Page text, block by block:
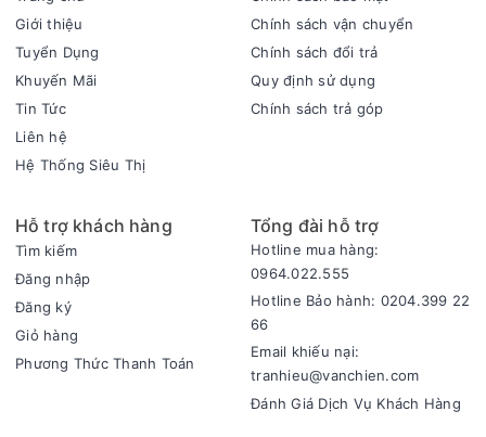
Giới thiệu
Tuyển Dụng
Khuyến Mãi
Tin Tức
Liên hệ
Hệ Thống Siêu Thị
Chính sách vận chuyển
Chính sách đổi trả
Quy định sử dụng
Chính sách trả góp
Hỗ trợ khách hàng
Tìm kiếm
Đăng nhập
Đăng ký
Giỏ hàng
Phương Thức Thanh Toán
Tổng đài hỗ trợ
Hotline mua hàng:
0964.022.555
Hotline Bảo hành: 0204.399 22
66
Email khiếu nại:
tranhieu@vanchien.com
Đánh Giá Dịch Vụ Khách Hàng